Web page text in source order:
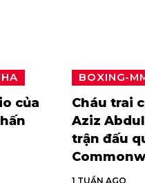
của
BOXING-
Cháu trai
Aziz
trận đấu
1 TUẦN AGO